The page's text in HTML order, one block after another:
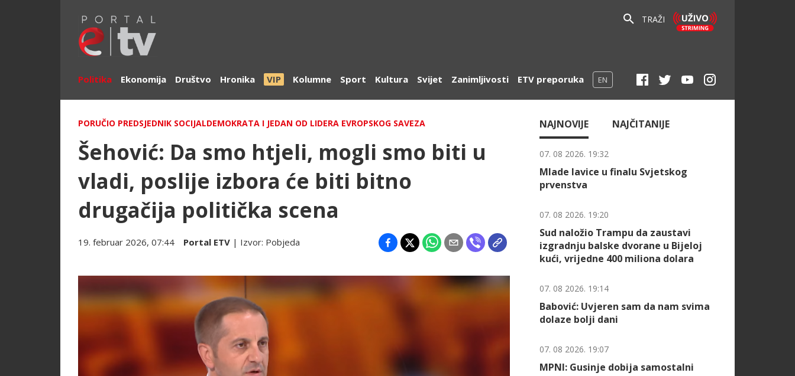
TRAŽI
Politika Ekonomija Društvo Hronika VIP Kolumne Sport Kultura Svijet Zanimljivosti ETV preporuka EN
PORUČIO PREDSJEDNIK SOCIJALDEMOKRATA I JEDAN OD LIDERA EVROPSKOG SAVEZA
Šehović: Da smo htjeli, mogli smo biti u
vladi, poslije izbora će biti bitno
drugačija politička scena
19. februar 2026, 07:44 Portal ETV | Izvor: Pobjeda
NAJNOVIJE NAJČITANIJE
07. 08 2026. 19:32
Mlade lavice u finalu Svjetskog
prvenstva
07. 08 2026. 19:20
Sud naložio Trampu da zaustavi
izgradnju balske dvorane u Bijeloj
kući, vrijedne 400 miliona dolara
07. 08 2026. 19:14
Babović: Uvjeren sam da nam svima
dolaze bolji dani
07. 08 2026. 19:07
MPNI: Gusinje dobija samostalni